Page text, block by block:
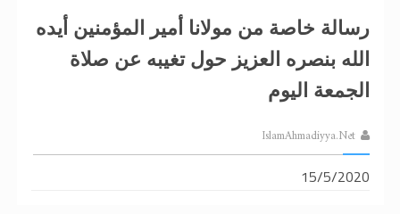
رسالة خاصة من مولانا أمير المؤمنين أيده
الله بنصره العزيز حول تغيبه عن صلاة
الجمعة اليوم
IslamAhmadiyya.Net
15/5/2020